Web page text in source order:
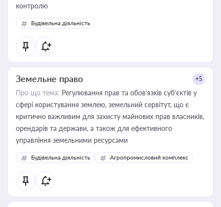
контролю
Будівельна діяльність
Земельне право +5
Про що тема: Регулювання прав та обов’язків суб’єктів у
сфері користування землею, земельний сервітут, що є
критично важливим для захисту майнових прав власників,
орендарів та держави, а також для ефективного
управління земельними ресурсами
Будівельна діяльність Агропромисловий комплекс